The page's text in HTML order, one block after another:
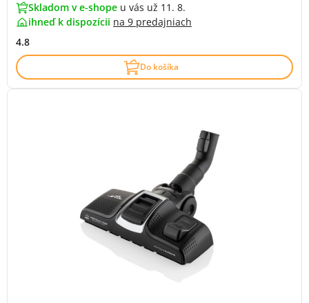
Skladom v e-shope u vás už 11. 8.
ihneď k dispozícii na 9 predajniach
4.8
Do košíka